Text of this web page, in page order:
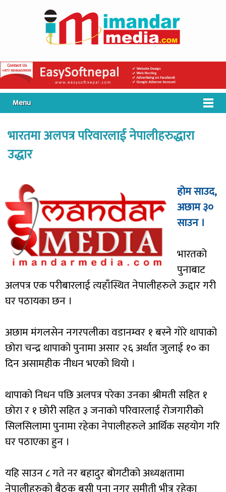
Menu
भारतमा अलपत्र परिवारलाई नेपालीहरुद्धारा
उद्धार
होम साउद,
अछाम ३०
साउन ।
भारतको
पुनाबाट
अलपत्र एक परीबारलाई त्यहाँस्थित नेपालीहरुले ऊद्दार गरी
घर पठायका छन ।
अछाम मंगलसेन नगरपलीका वडानम्वर १ बस्ने गोरे थापाको
छोरा चन्द्र थापाको पुनामा असार २६ अर्थात जुलाई १० का
दिन असामहीक नीधन भएको थियो ।
थापाको निधन पछि अलपत्र परेका उनका श्रीमती सहित १
छोरा र १ छोरी सहित ३ जनाको परिवारलाई रोजगारीको
सिलसिलामा पुनामा रहेका नेपालीहरुले आर्थिक सहयोग गरि
घर पठाएका हुन ।
यहि साउन ८ गते नर बहादुर बोगटीको अध्यक्षतामा